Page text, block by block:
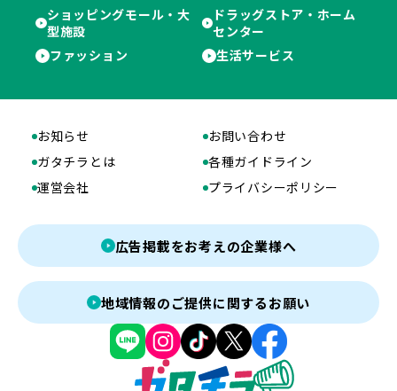
ショッピングモール・大
型施設
ドラッグストア・ホーム
センター
ファッション
生活サービス
お知らせ
お問い合わせ
ガタチラとは
各種ガイドライン
運営会社
プライバシーポリシー
広告掲載をお考えの企業様へ
地域情報のご提供に関するお願い